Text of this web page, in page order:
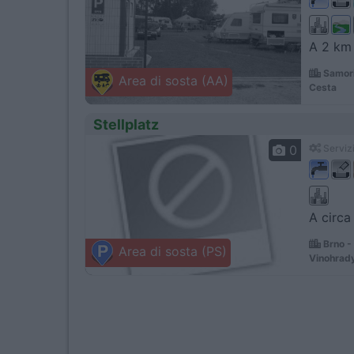
Area di sosta (AA)
A 2
Cesta
Stellplatz
Area di sosta (PS)
0
A
Brno -